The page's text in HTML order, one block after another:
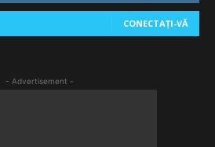
CONECTAȚI-VĂ
- Advertisement -